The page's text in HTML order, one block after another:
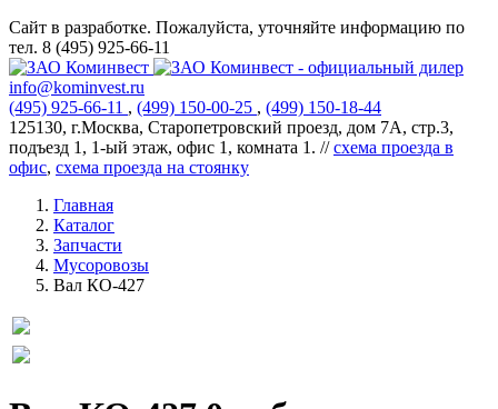
Сайт в разработке. Пожалуйста, уточняйте информацию по
тел. 8 (495) 925-66-11
info@kominvest.ru
(495) 925-66-11 , (499) 150-00-25 , (499) 150-18-44
125130, г.Москва, Старопетровский проезд, дом 7А, стр.3,
подъезд 1, 1-ый этаж, офис 1, комната 1. //схема проезда в
офис, схема проезда на стоянку
Главная
Каталог
Запчасти
Мусоровозы
Вал КО-427